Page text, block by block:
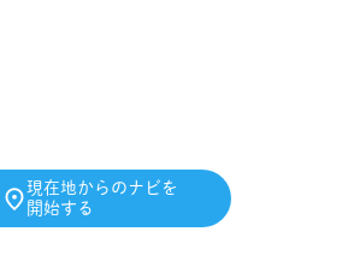
現在地からのナビを
開始する